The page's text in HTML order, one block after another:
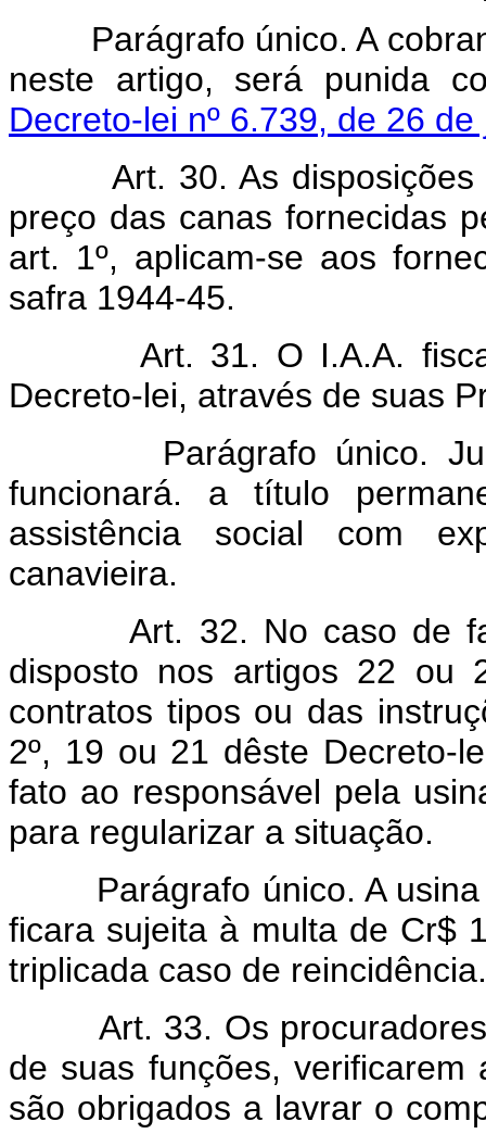
Parágrafo único. A
neste artigo, será punida
Decreto-lei nº 6.739, de 26
Art. 30. As
preço das canas fornecidas
art. 1º, aplicam-se aos
safra 1944-45.
Art. 31. O I.A.A.
Decreto-lei, através de suas
Parágrafo único. Junto
funcionará. a título
assistência social com
canavieira.
Art. 32. No caso de
disposto nos artigos 22 ou
contratos tipos ou das
2º, 19 ou 21 dêste Decreto-
fato ao responsável pela
para regularizar a situação.
Parágrafo único. A usina
ficara sujeita à multa de Cr$
triplicada caso de reincidência.
Art. 33. Os
de suas funções,
são obrigados a lavrar o